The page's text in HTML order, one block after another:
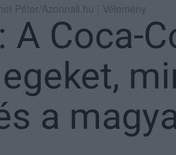
Péter/Azonnali.hu | Vélemény
A Coca-
a